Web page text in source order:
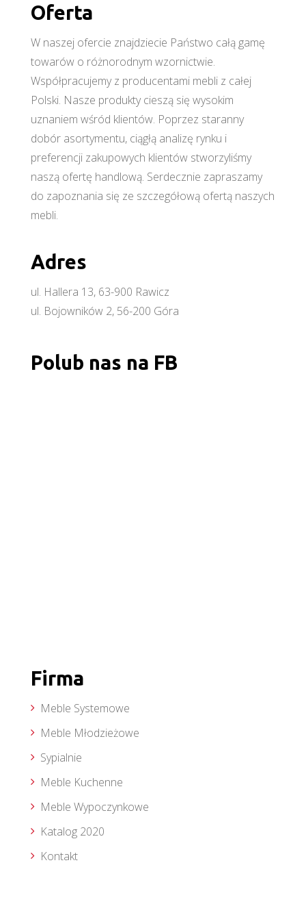
Oferta
W naszej ofercie znajdziecie Państwo całą gamę
towarów o różnorodnym wzornictwie.
Współpracujemy z producentami mebli z całej
Polski. Nasze produkty cieszą się wysokim
uznaniem wśród klientów. Poprzez staranny
dobór asortymentu, ciągłą analizę rynku i
preferencji zakupowych klientów stworzyliśmy
naszą ofertę handlową. Serdecznie zapraszamy
do zapoznania się ze szczegółową ofertą naszych
mebli.
Adres
ul. Hallera 13, 63-900 Rawicz
ul. Bojowników 2, 56-200 Góra
Polub nas na FB
Firma
Meble Systemowe
Meble Młodzieżowe
Sypialnie
Meble Kuchenne
Meble Wypoczynkowe
Katalog 2020
Kontakt